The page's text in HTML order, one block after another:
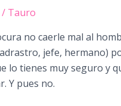
/ Tauro
no caerle mal al
jefe, hermano)
lo tienes muy seguro y
Y pues no.